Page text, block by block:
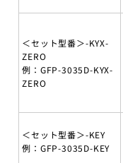
＜セット型番＞-KYX-
ZERO
例：GFP-3035D-KYX-
ZERO
＜セット型番＞-KEY
例：GFP-3035D-KEY